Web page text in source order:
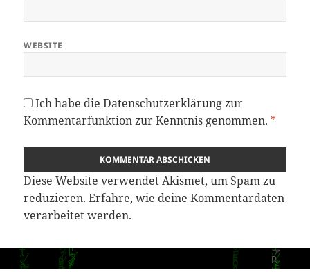
WEBSITE
Ich habe dieDatenschutzerklärungzur
Kommentarfunktion zur Kenntnis genommen. *
Diese Website verwendet Akismet, um Spam zu
reduzieren.Erfahre, wie deine Kommentardaten
verarbeitet werden.